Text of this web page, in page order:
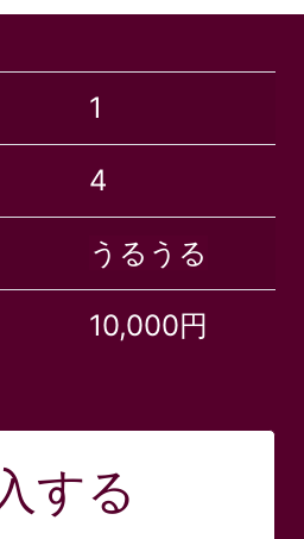
1
4
うるうる
10,000円
する